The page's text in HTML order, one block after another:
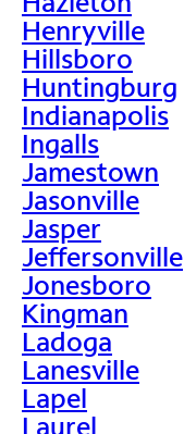
Henryville
Hillsboro
Huntingburg
Indianapolis
Ingalls
Jamestown
Jasonville
Jasper
Jeffersonville
Jonesboro
Kingman
Ladoga
Lanesville
Lapel
Laurel